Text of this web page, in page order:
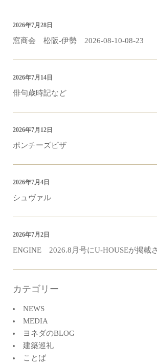
窓商会 松阪-伊勢 2026-08-10-08-23
2026年7月28日
俳句歳時記など
2026年7月14日
ポンチーズピザ
2026年7月12日
シュヴァル
2026年7月4日
ENGINE 2026.8月号にU-HOUSEが掲載
2026年7月2日
カテゴリー
NEWS
MEDIA
ヨネダのBLOG
建築巡礼
ことば